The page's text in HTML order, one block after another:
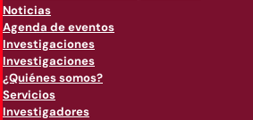
Noticias
Agenda de eventos
Investigaciones
Investigaciones
¿Quiénes somos?
Servicios
Investigadores